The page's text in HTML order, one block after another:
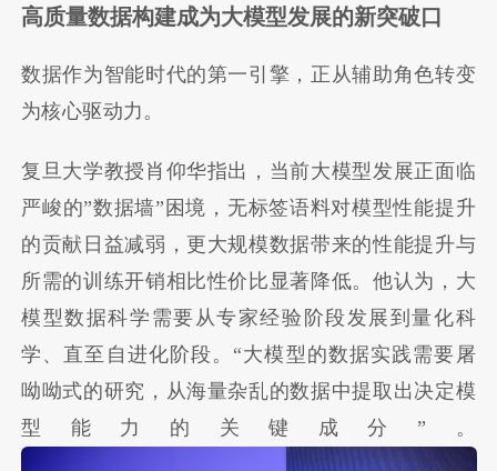
高质量数据构建成为大模型发展的新突破口
数据作为智能时代的第一引擎，正从辅助角色转变
为核心驱动力。
复旦大学教授肖仰华指出，当前大模型发展正面临
严峻的”数据墙”困境，无标签语料对模型性能提升
的贡献日益减弱，更大规模数据带来的性能提升与
所需的训练开销相比性价比显著降低。他认为，大
模型数据科学需要从专家经验阶段发展到量化科
学、直至自进化阶段。“大模型的数据实践需要屠
呦呦式的研究，从海量杂乱的数据中提取出决定模
型能力的关键成分”。